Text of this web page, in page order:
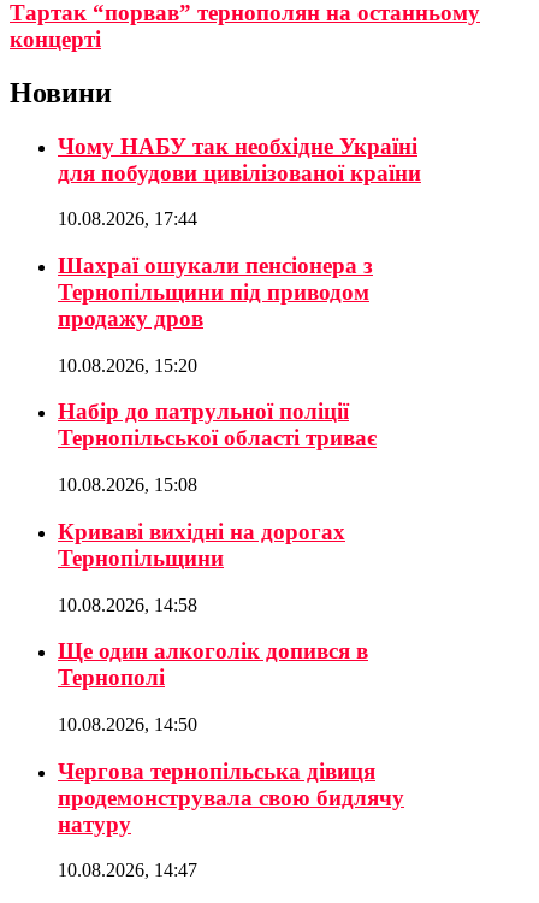
Тартак “порвав” тернополян на останньому
концерті
Новини
Чому НАБУ так необхідне Україні
для побудови цивілізованої країни
10.08.2026, 17:44
Шахраї ошукали пенсіонера з
Тернопільщини під приводом
продажу дров
10.08.2026, 15:20
Набір до патрульної поліції
Тернопільської області триває
10.08.2026, 15:08
Криваві вихідні на дорогах
Тернопільщини
10.08.2026, 14:58
Ще один алкоголік допився в
Тернополі
10.08.2026, 14:50
Чергова тернопільська дівиця
продемонструвала свою бидлячу
натуру
10.08.2026, 14:47